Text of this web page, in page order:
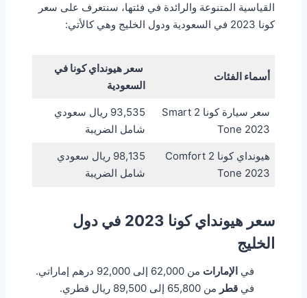
القياسية المتنوعة والرائدة في فئتها، سنتعرف على سعر
كونا 2023 في السعودية ودول الخليج وهي كالأتي:
أسماء الفئات
سعر هيونداي كونا في
السعودية
سعر سيارة كونا Smart 2
Tone 2023
93,535 ريال سعودي
شامل الضريبة
هيونداي كونا Comfort 2
Tone 2023
98,135 ريال سعودي
شامل الضريبة
سعر هيونداي كونا 2023 في دول
الخليج
في الإمارات من 62,000 إلى 92,000 درهم إماراتي.
في قطر من 65,800 إلى 89,500 ريال قطري.